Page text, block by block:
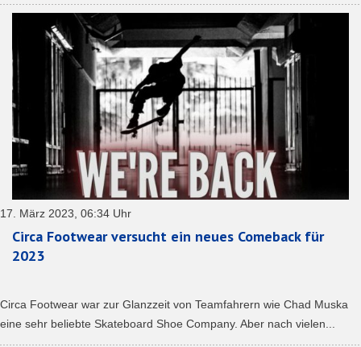
17. März 2023, 06:34 Uhr
Circa Footwear versucht ein neues Comeback für
2023
Circa Footwear war zur Glanzzeit von Teamfahrern wie Chad Muska
eine sehr beliebte Skateboard Shoe Company. Aber nach vielen...